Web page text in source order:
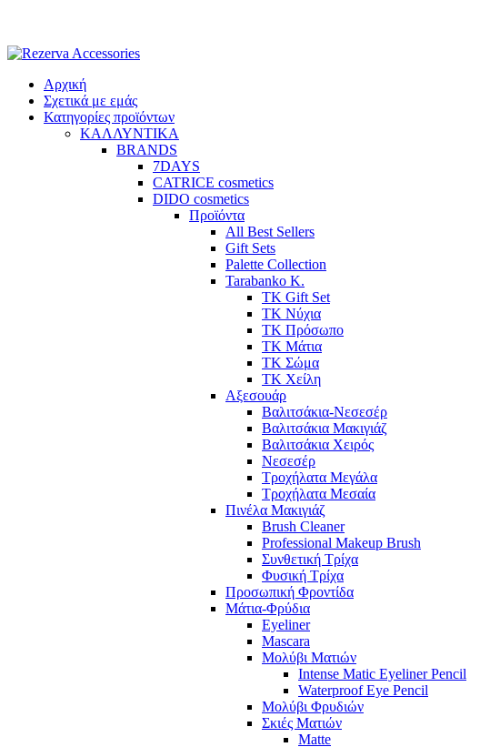
content
Αρχική
Σχετικά με εμάς
Κατηγορίες προϊόντων
ΚΑΛΛΥΝΤΙΚΑ
BRANDS
7DAYS
CATRICE cosmetics
DIDO cosmetics
Προϊόντα
All Best Sellers
Gift Sets
Palette Collection
Tarabanko K.
TK Gift Set
TK Νύχια
TK Πρόσωπο
ΤΚ Μάτια
ΤΚ Σώμα
ΤΚ Χείλη
Αξεσουάρ
Βαλιτσάκια-Νεσεσέρ
Βαλιτσάκια Μακιγιάζ
Βαλιτσάκια Χειρός
Νεσεσέρ
Τροχήλατα Μεγάλα
Τροχήλατα Μεσαία
Πινέλα Μακιγιάζ
Brush Cleaner
Professional Makeup Brush
Συνθετική Τρίχα
Φυσική Τρίχα
Προσωπική Φροντίδα
Μάτια-Φρύδια
Eyeliner
Mascara
Μολύβι Ματιών
Intense Matic Eyeliner Pencil
Waterproof Eye Pencil
Μολύβι Φρυδιών
Σκιές Ματιών
Matte